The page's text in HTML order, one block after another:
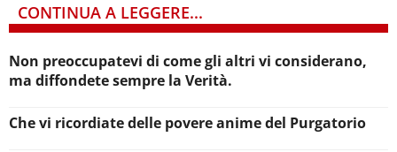
CONTINUA A LEGGERE...
Non preoccupatevi di come gli altri vi considerano,
ma diffondete sempre la Verità.
Che vi ricordiate delle povere anime del Purgatorio